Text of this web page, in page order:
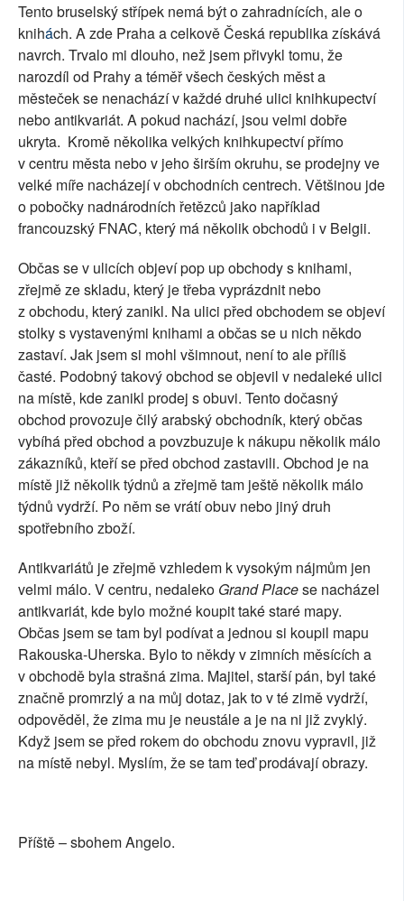
Tento bruselský střípek nemá být o zahradnících, ale o
knihách. A zde Praha a celkově Česká republika získává
navrch. Trvalo mi dlouho, než jsem přivykl tomu, že
narozdíl od Prahy a téměř všech českých měst a
městeček se nenachází v každé druhé ulici knihkupectví
nebo antikvariát. A pokud nachází, jsou velmi dobře
ukryta. Kromě několika velkých knihkupectví přímo
v centru města nebo v jeho širším okruhu, se prodejny ve
velké míře nacházejí v obchodních centrech. Většinou jde
o pobočky nadnárodních řetězců jako například
francouzský FNAC, který má několik obchodů i v Belgii.
Občas se v ulicích objeví pop up obchody s knihami,
zřejmě ze skladu, který je třeba vyprázdnit nebo
z obchodu, který zanikl. Na ulici před obchodem se objeví
stolky s vystavenými knihami a občas se u nich někdo
zastaví. Jak jsem si mohl všimnout, není to ale příliš
časté. Podobný takový obchod se objevil v nedaleké ulici
na místě, kde zanikl prodej s obuvi. Tento dočasný
obchod provozuje čilý arabský obchodník, který občas
vybíhá před obchod a povzbuzuje k nákupu několik málo
zákazníků, kteří se před obchod zastavili. Obchod je na
místě již několik týdnů a zřejmě tam ještě několik málo
týdnů vydrží. Po něm se vrátí obuv nebo jiný druh
spotřebního zboží.
Antikvariátů je zřejmě vzhledem k vysokým nájmům jen
velmi málo. V centru, nedaleko Grand Placese nacházel
antikvariát, kde bylo možné koupit také staré mapy.
Občas jsem se tam byl podívat a jednou si koupil mapu
Rakouska-Uherska. Bylo to někdy v zimních měsících a
v obchodě byla strašná zima. Majitel, starší pán, byl také
značně promrzlý a na můj dotaz, jak to v té zimě vydrží,
odpověděl, že zima mu je neustále a je na ni již zvyklý.
Když jsem se před rokem do obchodu znovu vypravil, již
na místě nebyl. Myslím, že se tam teď prodávají obrazy.
Příště – sbohem Angelo.